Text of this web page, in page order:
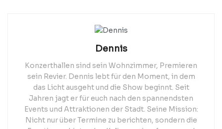
Dennis
Konzerthallen sind sein Wohnzimmer, Premieren
sein Revier. Dennis lebt für den Moment, in dem
das Licht ausgeht und die Show beginnt. Seit
Jahren jagt er für euch nach den spannendsten
Events und Attraktionen der Stadt. Seine Mission:
Nicht nur über Termine zu berichten, sondern die